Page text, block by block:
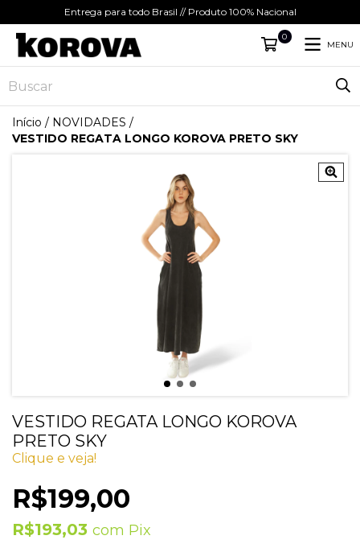
Entrega para todo Brasil // Produto 100% Nacional
0
MENU
Início / NOVIDADES /
VESTIDO REGATA LONGO KOROVA PRETO SKY
VESTIDO REGATA LONGO KOROVA
PRETO SKY
Clique e veja!
R$199,00
R$193,03 com Pix